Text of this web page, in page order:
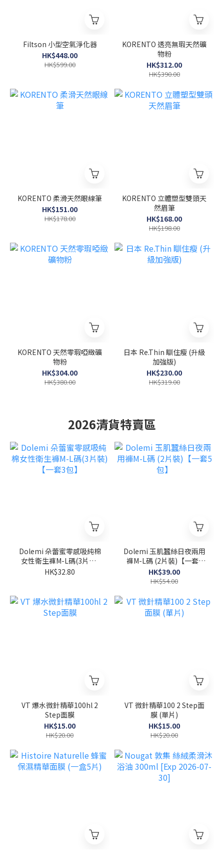
Filtson 小型空氣淨化器
HK$448.00
HK$599.00
KORENTO 透亮無瑕天然礦
物粉
HK$312.00
HK$390.00
KORENTO 柔滑天然眼線筆
HK$151.00
HK$178.00
KORENTO 立體塑型雙頭天
然眉筆
HK$168.00
HK$198.00
KORENTO 天然零瑕啞緻礦
物粉
HK$304.00
HK$380.00
日本 Re.Thin 瞓住瘦 (升級
加強版)
HK$230.00
HK$319.00
2026清貨特賣區
Dolemi 朵蕾蜜零感吸純棉
女性衛生褲M-L碼(3片裝)
【一套3包】
HK$32.80
Dolemi 玉肌蠶絲日夜兩用
褲M-L碼 (2片裝)【一套5
包】
HK$39.00
HK$54.00
VT 爆水微針精華100hl 2
Step面膜
HK$15.00
HK$20.00
VT 微針精華100 2 Step面
膜 (單片)
HK$15.00
HK$20.00